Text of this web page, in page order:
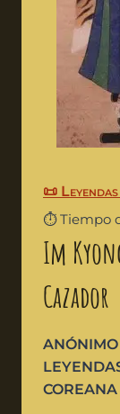
📜
⏱️ Tiempo
Im
Cazador
ANÓNIMO
COREANA